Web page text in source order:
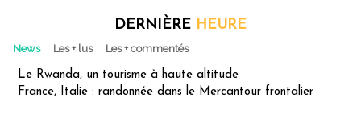
DERNIÈRE HEURE
News Les + lus Les + commentés
Le Rwanda, un tourisme à haute altitude
France, Italie : randonnée dans le Mercantour frontalier